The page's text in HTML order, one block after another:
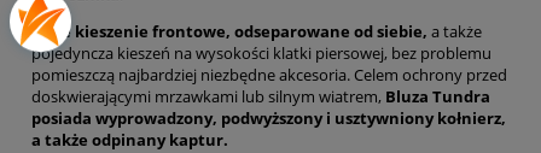
Dwie kieszenie frontowe, odseparowane od siebie, a także
pojedyncza kieszeń na wysokości klatki piersowej, bez problemu
pomieszczą najbardziej niezbędne akcesoria. Celem ochrony przed
doskwierającymi mrzawkami lub silnym wiatrem, Bluza Tundra
posiada wyprowadzony, podwyższony i usztywniony kołnierz,
a także odpinany kaptur.